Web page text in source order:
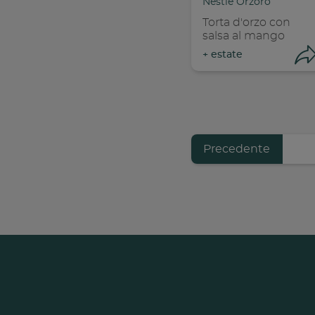
Nestlé Orzoro
Torta d'orzo con
salsa al mango
+ estate
Pagination
Previous
Precedente